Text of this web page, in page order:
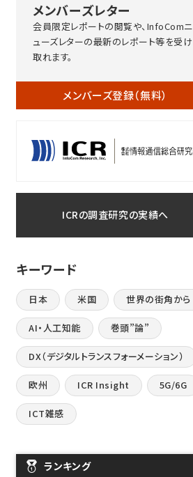
メンバーズレター
会員限定レポートの閲覧や、InfoComニ
ューズレターの最新のレポート等を受け
取れます。
メンバーズ登録（無料）
ICRの調査研究の実績へ
キーワード
日本 米国 世界の街角から
AI・人工知能 巻頭”論”
DX（デジタルトランスフォーメーション）
欧州 ICR Insight 5G/6G
ICT雑感
ランキング